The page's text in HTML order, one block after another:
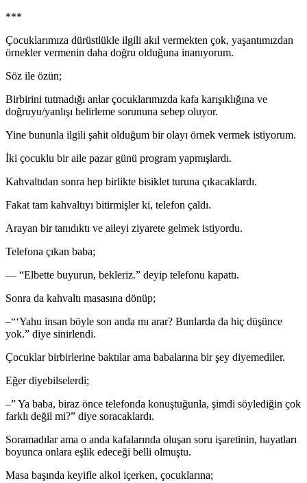
***
Çocuklarımıza dürüstlükle ilgili akıl vermekten çok, yaşantımızdan
örnekler vermenin daha doğru olduğuna inanıyorum.
Söz ile özün;
Birbirini tutmadığı anlar çocuklarımızda kafa karışıklığına ve
doğruyu/yanlışı belirleme sorununa sebep oluyor.
Yine bununla ilgili şahit olduğum bir olayı örnek vermek istiyorum.
İki çocuklu bir aile pazar günü program yapmışlardı.
Kahvaltıdan sonra hep birlikte bisiklet turuna çıkacaklardı.
Fakat tam kahvaltıyı bitirmişler ki, telefon çaldı.
Arayan bir tanıdıktı ve aileyi ziyarete gelmek istiyordu.
Telefona çıkan baba;
— “Elbette buyurun, bekleriz.” deyip telefonu kapattı.
Sonra da kahvaltı masasına dönüp;
–“‘Yahu insan böyle son anda mı arar? Bunlarda da hiç düşünce
yok.” diye sinirlendi.
Çocuklar birbirlerine baktılar ama babalarına bir şey diyemediler.
Eğer diyebilselerdi;
–” Ya baba, biraz önce telefonda konuştuğunla, şimdi söylediğin çok
farklı değil mi?” diye soracaklardı.
Soramadılar ama o anda kafalarında oluşan soru işaretinin, hayatları
boyunca onlara eşlik edeceği belli olmuştu.
Masa başında keyifle alkol içerken, çocuklarına;